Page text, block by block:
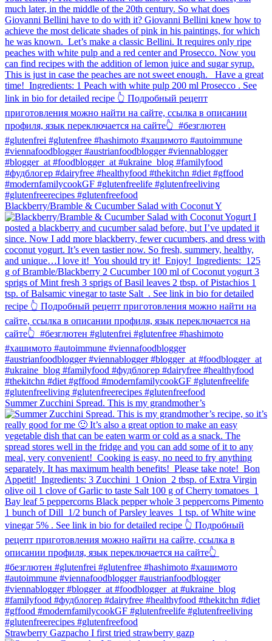
Blackberry/Bramble & Cucumber Salad with Coconut Y
Summer Zucchini Spread.⁠ This is my grandmother’s
Strawberry Gazpacho⁠ I first tried strawberry gazp